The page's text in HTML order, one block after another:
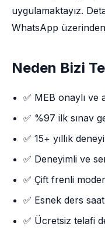
uygulamaktayız.
WhatsApp
Neden Bizi
✅ MEB onaylı ve
✅ %97 ilk sınav
✅ 15+ yıllık
✅ Deneyimli ve
✅ Çift frenli
✅ Esnek ders
✅ Ücretsiz telafi